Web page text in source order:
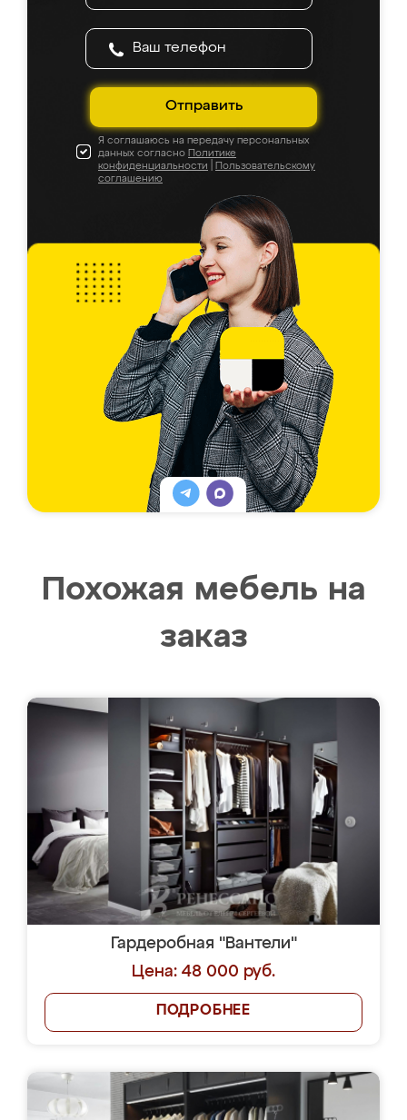
Отправить
Я соглашаюсь на передачу персональных
данных согласно Политике
конфиденциальности
Пользовательскому
соглашению
Похожая мебель на
заказ
Гардеробная "Вантели"
Цена: 48 000 руб.
ПОДРОБНЕЕ